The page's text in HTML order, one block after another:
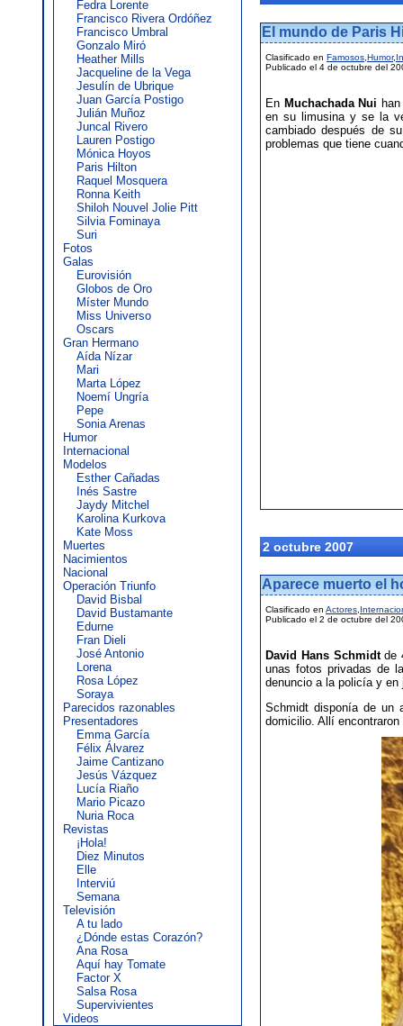
Fedra Lorente
Francisco Rivera Ordóñez
Francisco Umbral
Gonzalo Miró
Heather Mills
Jacqueline de la Vega
Jesulín de Ubrique
Juan García Postigo
Julián Muñoz
Juncal Rivero
Lauren Postigo
Mónica Hoyos
Paris Hilton
Raquel Mosquera
Ronna Keith
Shiloh Nouvel Jolie Pitt
Silvia Fominaya
Suri
Fotos
Galas
Eurovisión
Globos de Oro
Míster Mundo
Miss Universo
Oscars
Gran Hermano
Aída Nízar
Mari
Marta López
Noemí Ungría
Pepe
Sonia Arenas
Humor
Internacional
Modelos
Esther Cañadas
Inés Sastre
Jaydy Mitchel
Karolina Kurkova
Kate Moss
Muertes
Nacimientos
Nacional
Operación Triunfo
David Bisbal
David Bustamante
Edurne
Fran Dieli
José Antonio
Lorena
Rosa López
Soraya
Parecidos razonables
Presentadores
Emma García
Félix Álvarez
Jaime Cantizano
Jesús Vázquez
Lucía Riaño
Mario Picazo
Nuria Roca
Revistas
¡Hola!
Diez Minutos
Elle
Interviú
Semana
Televisión
A tu lado
¿Dónde estas Corazón?
Ana Rosa
Aquí hay Tomate
Factor X
Salsa Rosa
Supervivientes
Videos
El mundo de Paris
Clasificado en Famosos Humor,
Publicado el 4 de octubre del
En Muchachada Nui
en su limusina y se la
cambiado después de
problemas que tiene
2 octubre 2007
Aparece muerto el
Clasificado en Actores
Publicado el 2 de octubre del
David Hans Schmidtde
unas fotos privadas de
denuncio a la policía y en
Schmidt disponía de un
domicilio. Allí